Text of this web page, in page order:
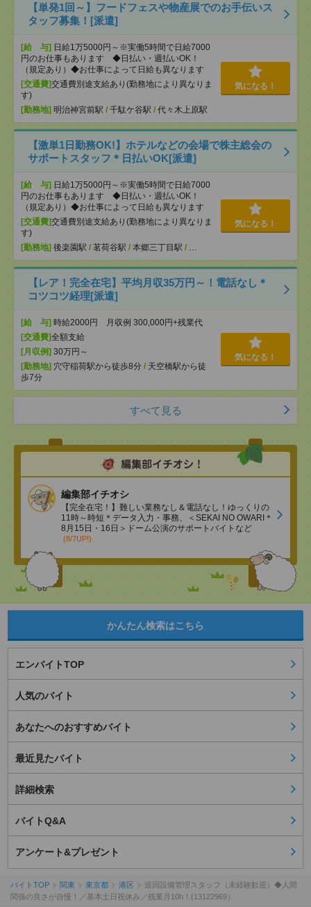
【単発1回～】フードフェスや物産展でのお手伝いス
タッフ募集！[派遣]
[給 与] 日給1万5000円～※実働5時間で日給7000
円のお仕事もあります ◆日払い・週払いOK！
（規定あり）◆お仕事によって日給も異なります
[交通費]交通費別途支給あり(勤務地により異なりま
す)
[勤務地] 明治神宮前駅 / 千駄ケ谷駅 / 代々木上原駅
気になる！
【激単1日勤務OK!】ホテルなどの会場で株主総会の
サポートスタッフ＊日払いOK[派遣]
[給 与] 日給1万5000円～※実働5時間で日給7000
円のお仕事もあります ◆日払い・週払いOK！
（規定あり）◆お仕事によって日給も異なります
[交通費]交通費別途支給あり(勤務地により異なりま
す)
[勤務地] 後楽園駅 / 茗荷谷駅 / 本郷三丁目駅 / …
気になる！
【レア！完全在宅】平均月収35万円～！電話なし＊
コツコツ経理[派遣]
[給 与] 時給2000円 月収例 300,000円+残業代
[交通費]全額支給
[月収例] 30万円～
[勤務地] 穴守稲荷駅から徒歩8分 / 天空橋駅から徒
歩7分
気になる！
すべて見る
編集部イチオシ
【完全在宅！】難しい業務なし＆電話なし！ゆっくりの
11時～時短＊データ入力・事務、＜SEKAI NO OWARI＊
8月15日・16日＞ドーム公演のサポートバイトなど
(8/7UP!)
かんたん検索はこちら
エンバイトTOP
人気のバイト
あなたへのおすすめバイト
最近見たバイト
詳細検索
バイトQ&A
アンケート&プレゼント
バイトTOP 関東 東京都 港区
巡回設備管理スタッフ（未経験歓迎）◆人間
関係の良さが自慢！／基本土日祝休み／残業月10h！(13122969）